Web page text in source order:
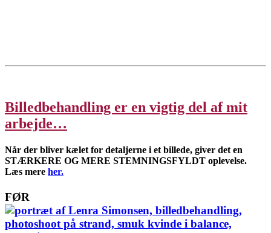
Billedbehandling er en vigtig del af mit
arbejde…
Når der bliver kælet for detaljerne i et billede, giver det en
STÆRKERE OG MERE STEMNINGSFYLDT oplevelse.
Læs mere her.
FØR